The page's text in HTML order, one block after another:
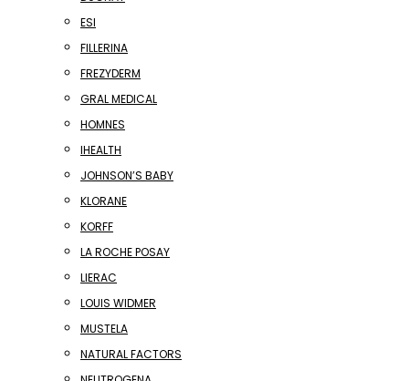
ESI
FILLERINA
FREZYDERM
GRAL MEDICAL
HOMNES
IHEALTH
JOHNSON’S BABY
KLORANE
KORFF
LA ROCHE POSAY
LIERAC
LOUIS WIDMER
MUSTELA
NATURAL FACTORS